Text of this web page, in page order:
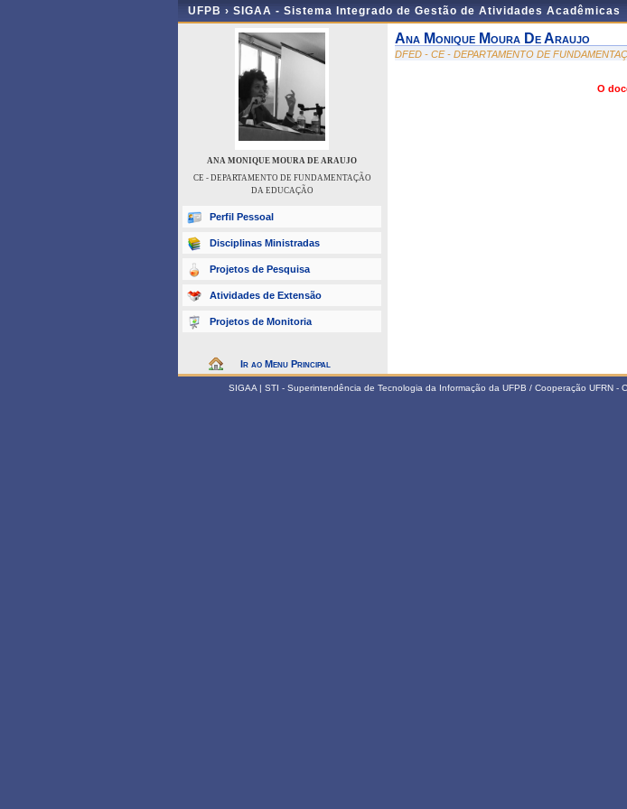
UFPB › SIGAA - Sistema Integrado de Gestão de Atividades Acadêmicas
ANA MONIQUE MOURA DE ARAUJO
CE - DEPARTAMENTO DE FUNDAMENTAÇÃO
DA EDUCAÇÃO
Perfil Pessoal
Disciplinas Ministradas
Projetos de Pesquisa
Atividades de Extensão
Projetos de Monitoria
Ir ao Menu Principal
Ana Monique Moura De Araujo
DFED - CE - DEPARTAMENTO DE
O
SIGAA | STI - Superintendência de Tecnologia da Informação da UFPB / Cooperação UFRN